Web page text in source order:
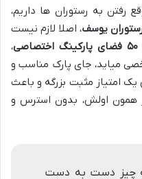
رفتن به رستوران ها داریم،
یوسف، اصلا لازم نیست
۵۰ فضای پارکینگ اختصاصی
،
میاید، جای پارک مناسب و
امتیاز مثبت بزرگه و باعث
همون اولش، بدون استرس و
چیز دست به دست